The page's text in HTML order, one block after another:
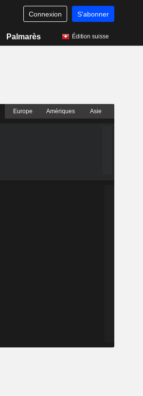
Connexion S'abonner
Palmarès Édition suisse
Europe Amériques Asie